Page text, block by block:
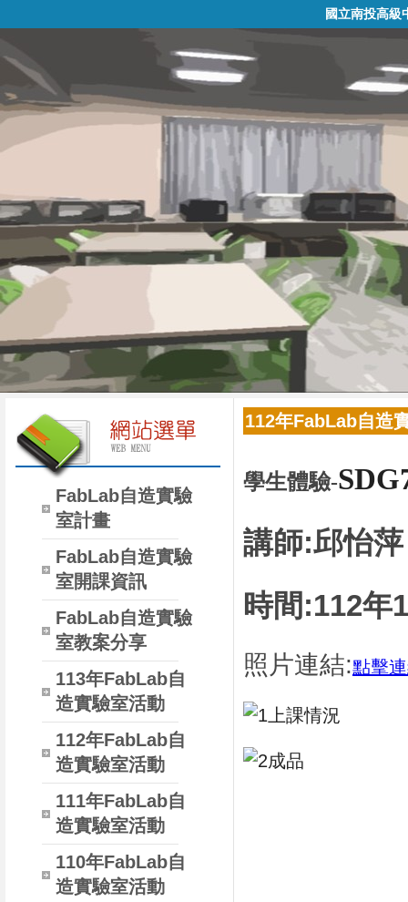
國立南投高級
FabLab自造實驗
室計畫
FabLab自造實驗
室開課資訊
FabLab自造實驗
室教案分享
113年FabLab自
造實驗室活動
112年FabLab自
造實驗室活動
111年FabLab自
造實驗室活動
110年FabLab自
造實驗室活動
112年FabLab自造
學生體驗-
講師:邱怡萍
時間:112年
照片連結:點擊